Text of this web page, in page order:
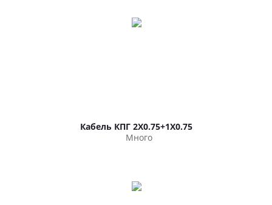
Кабель КПГ 2Х0.75+1Х0.75
Много